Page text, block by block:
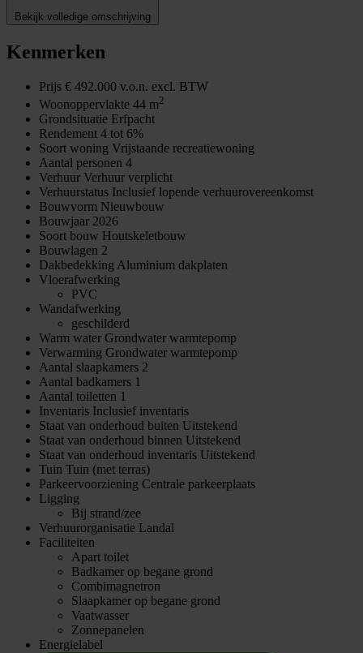
Bekijk volledige omschrijving
Kenmerken
Prijs € 492.000 v.o.n. excl. BTW
Woonoppervlakte 44 m2
Grondsituatie Erfpacht
Rendement 4 tot 6%
Soort woning Vrijstaande recreatiewoning
Aantal personen 4
Verhuur Verhuur verplicht
Verhuurstatus Inclusief lopende verhuurovereenkomst
Bouwvorm Nieuwbouw
Bouwjaar 2026
Soort bouw Houtskeletbouw
Bouwlagen 2
Dakbedekking Aluminium dakplaten
Vloerafwerking
PVC
Wandafwerking
geschilderd
Warm water Grondwater warmtepomp
Verwarming Grondwater warmtepomp
Aantal slaapkamers 2
Aantal badkamers 1
Aantal toiletten 1
Inventaris Inclusief inventaris
Staat van onderhoud buiten Uitstekend
Staat van onderhoud binnen Uitstekend
Staat van onderhoud inventaris Uitstekend
Tuin Tuin (met terras)
Parkeervoorziening Centrale parkeerplaats
Ligging
Bij strand/zee
Verhuurorganisatie Landal
Faciliteiten
Apart toilet
Badkamer op begane grond
Combimagnetron
Slaapkamer op begane grond
Vaatwasser
Zonnepanelen
Energielabel